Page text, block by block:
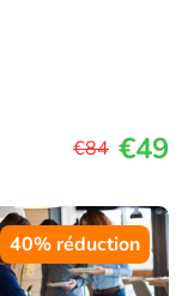
€84 €49
40% réduction